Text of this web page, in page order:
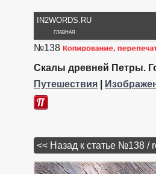
IN2WORDS.RU
ГЛАВНАЯ
№138
Скалы древней Петры.
Путешествия
<< Назад к статье №138 /